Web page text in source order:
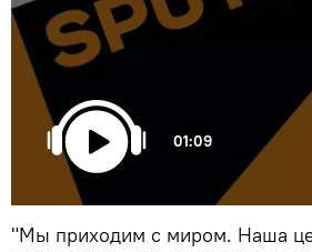
01:09
"Мы приходим с миром. Наша